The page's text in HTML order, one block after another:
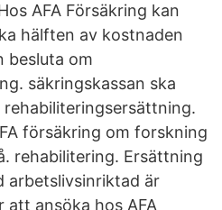
AFA Försäkring kan
hälften av kostnaden
besluta om
säkringskassan ska
försäkring om forskning
rehabilitering. Ersättning
arbetslivsinriktad är
att ansöka hos AFA